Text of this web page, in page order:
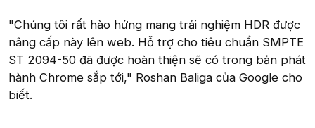
"Chúng tôi rất hào hứng mang trải nghiệm HDR được
nâng cấp này lên web. Hỗ trợ cho tiêu chuẩn SMPTE
ST 2094-50 đã được hoàn thiện sẽ có trong bản phát
hành Chrome sắp tới," Roshan Baliga của Google cho
biết.